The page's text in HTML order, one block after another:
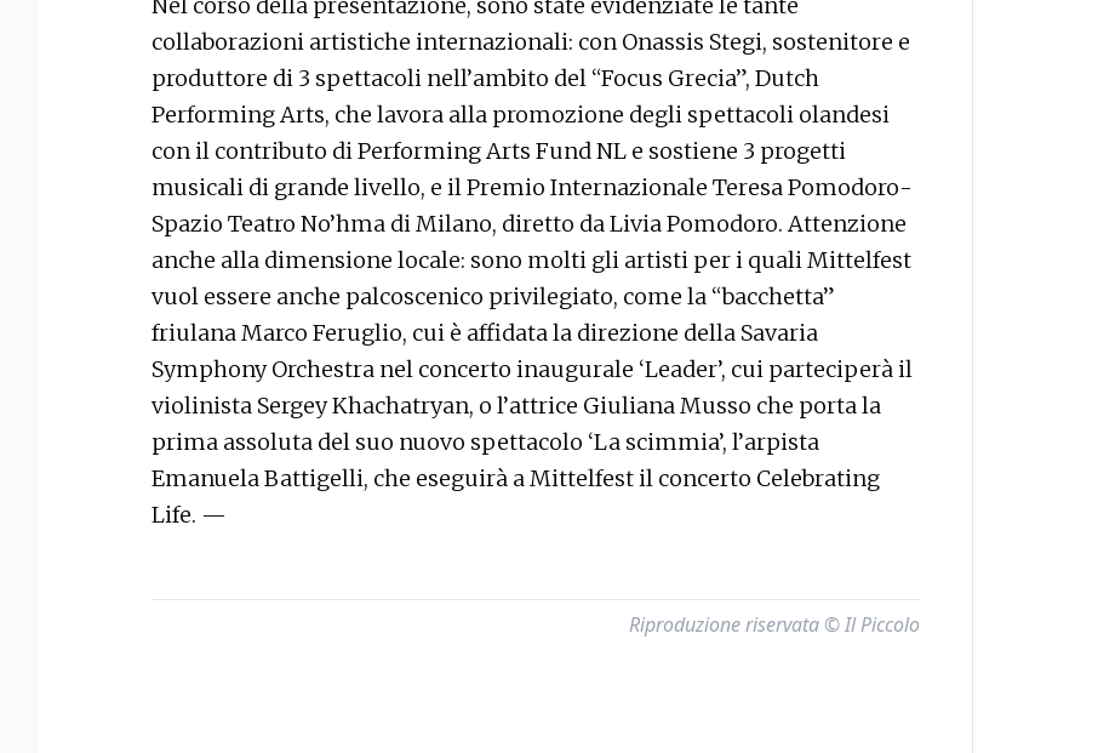
Nel corso della presentazione, sono state evidenziate le tante
collaborazioni artistiche internazionali: con Onassis Stegi, sostenitore e
produttore di 3 spettacoli nell’ambito del “Focus Grecia”, Dutch
Performing Arts, che lavora alla promozione degli spettacoli olandesi
con il contributo di Performing Arts Fund NL e sostiene 3 progetti
musicali di grande livello, e il Premio Internazionale Teresa Pomodoro-
Spazio Teatro No’hma di Milano, diretto da Livia Pomodoro. Attenzione
anche alla dimensione locale: sono molti gli artisti per i quali Mittelfest
vuol essere anche palcoscenico privilegiato, come la “bacchetta”
friulana Marco Feruglio, cui è affidata la direzione della Savaria
Symphony Orchestra nel concerto inaugurale ‘Leader’, cui parteciperà il
violinista Sergey Khachatryan, o l’attrice Giuliana Musso che porta la
prima assoluta del suo nuovo spettacolo ‘La scimmia’, l’arpista
Emanuela Battigelli, che eseguirà a Mittelfest il concerto Celebrating
Life. —
Riproduzione riservata © Il Piccolo